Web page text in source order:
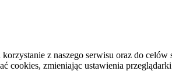
z naszego serwisu oraz do
cookies, zmieniając ustawienia